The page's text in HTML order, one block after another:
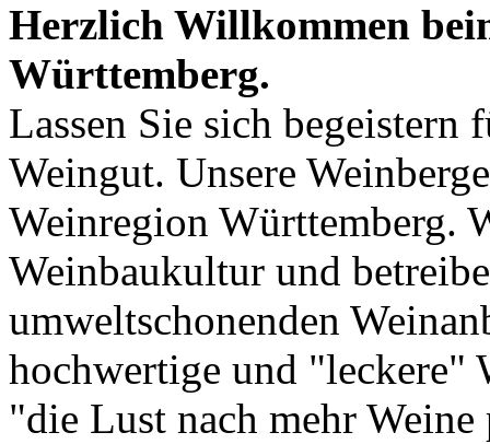
Herzlich Willkommen
Württemberg.
Lassen Sie sich begeistern
Weingut. Unsere
Weinregion Württemberg.
Weinbaukultur und
umweltschonenden
hochwertige und "leckere"
"die Lust nach mehr